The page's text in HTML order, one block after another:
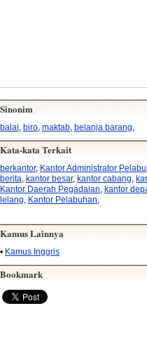
Sinonim
balai biro maktab belanja barang
Kata-kata Terkait
berkantor, Kantor Administrator
berita, kantor besar, kantor cabang,
Kantor Daerah Pegadaian, kantor
lelang, Kantor Pelabuhan,
Kamus Lainnya
• Kamus Inggris
Bookmark